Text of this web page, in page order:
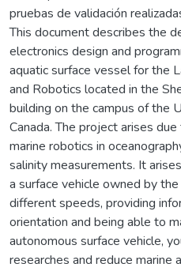
pruebas de validación
This document describes the
electronics design and
aquatic surface vessel for the
and Robotics located in the
building on the campus of the
Canada. The project arises
marine robotics in
salinity measurements. It
a surface vehicle owned by
different speeds, providing
orientation and being able to
autonomous surface vehicle,
researches and reduce marine